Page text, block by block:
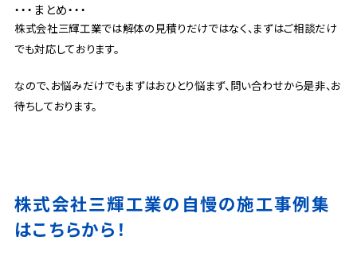
・・・まとめ・・・
株式会社三輝工業では解体の見積りだけではなく、まずはご相談だけ
でも対応しております。
なので、お悩みだけでもまずはおひとり悩まず、問い合わせから是非、お
待ちしております。
株式会社三輝工業の自慢の施工事例集
はこちらから！